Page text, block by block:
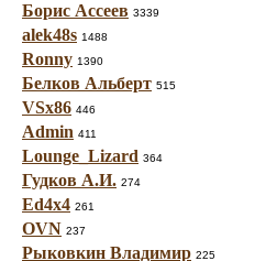
Борис Ассеев 3339
alek48s 1488
Ronny 1390
Белков Альберт 515
VSx86 446
Admin 411
Lounge_Lizard 364
Гудков А.И. 274
Ed4x4 261
OVN 237
Рыковкин Владимир 225